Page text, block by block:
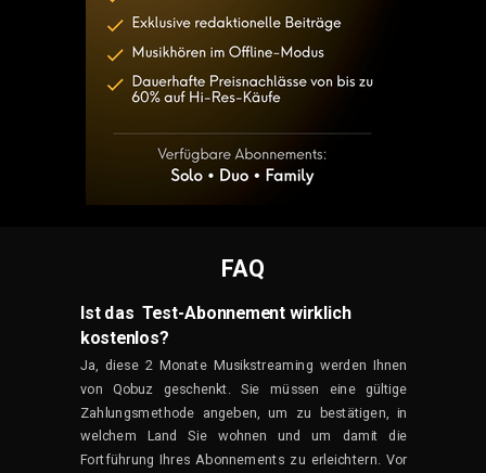
Ist das Test-Abonnement wirklich
kostenlos?
Ja, diese 2 Monate Musikstreaming werden Ihnen
von Qobuz geschenkt. Sie müssen eine gültige
Zahlungsmethode angeben, um zu bestätigen, in
welchem Land Sie wohnen und um damit die
Fortführung Ihres Abonnements zu erleichtern. Vor
FAQ